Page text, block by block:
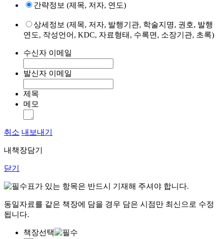
간략정보 (제목, 저자, 연도)
상세정보 (제목, 저자, 발행기관, 학술지명, 권호, 발행
연도, 작성언어, KDC, 자료형태, 수록면, 소장기관, 초록)
수신자 이메일
발신자 이메일
제목
메모
취소 내보내기
내책장담기
닫기
표가 있는 항목은 반드시 기재해 주셔야 합니다.
동일자료를 같은 책장에 담을 경우 담은 시점만 최신으로 수정
됩니다.
책장선택